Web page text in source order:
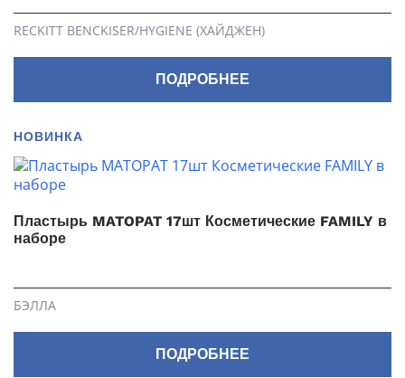
RECKITT BENCKISER/HYGIENE (ХАЙДЖЕН)
ПОДРОБНЕЕ
НОВИНКА
Пластырь MATOPAT 17шт Косметические FAMILY в
наборе
БЭЛЛА
ПОДРОБНЕЕ